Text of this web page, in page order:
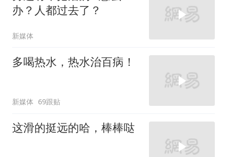
办？人都过去了？
新媒体
多喝热水，热水治百病！
新媒体 69跟贴
这滑的挺远的哈，棒棒哒